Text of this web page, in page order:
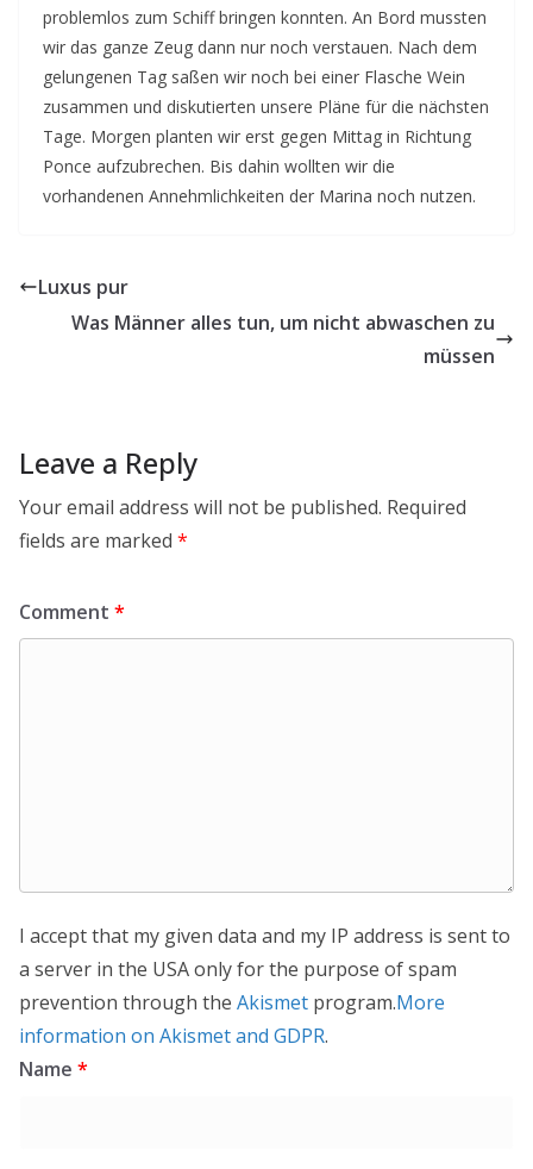
problemlos zum Schiff bringen konnten. An Bord mussten
wir das ganze Zeug dann nur noch verstauen. Nach dem
gelungenen Tag saßen wir noch bei einer Flasche Wein
zusammen und diskutierten unsere Pläne für die nächsten
Tage. Morgen planten wir erst gegen Mittag in Richtung
Ponce aufzubrechen. Bis dahin wollten wir die
vorhandenen Annehmlichkeiten der Marina noch nutzen.
Luxus pur
Was Männer alles tun, um nicht abwaschen zu
müssen
Leave a Reply
Your email address will not be published. Required
fields are marked *
Comment *
I accept that my given data and my IP address is sent to
a server in the USA only for the purpose of spam
prevention through the Akismet program.More
information on Akismet and GDPR.
Name *